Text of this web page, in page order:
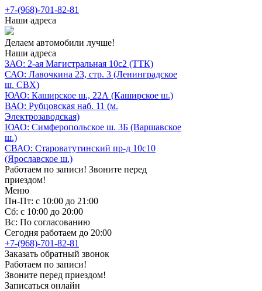
+7-(968)-701-82-81
Наши адреса
Делаем автомобили лучше!
Наши адреса
ЗАО: 2-ая Магистральная 10с2 (ТТК)
САО: Лавочкина 23, стр. 3 (Ленинградское
ш. СВХ)
ЮАО: Каширское ш., 22А (Каширское ш.)
ВАО: Рубцовская наб. 11 (м.
Электрозаводская)
ЮАО: Симферопольское ш. 3Б (Варшавское
ш.)
СВАО: Староватутинский пр-д 10с10
(Ярославское ш.)
Работаем по записи! Звоните перед
приездом!
Меню
Пн-Пт: с 10:00 до 21:00
Сб: с 10:00 до 20:00
Вс: По согласованию
Сегодня работаем до 20:00
+7-(968)-701-82-81
Заказать обратный звонок
Работаем по записи!
Звоните перед приездом!
Записаться онлайн